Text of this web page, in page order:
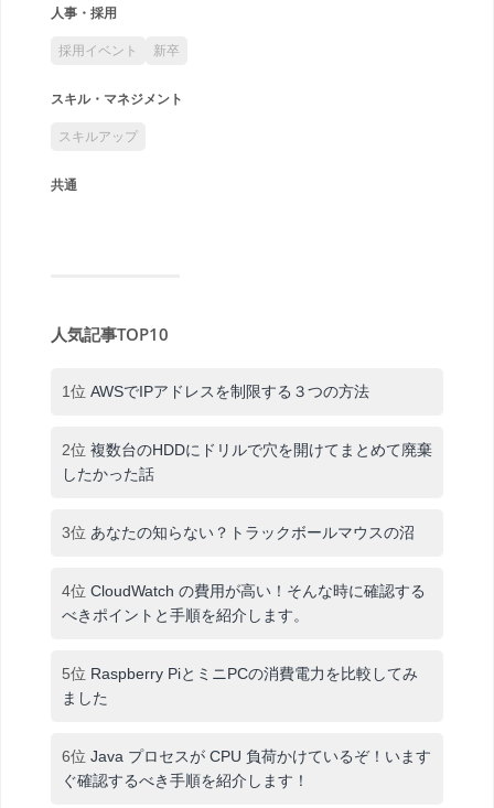
人事・採用
採用イベント 新卒
スキル・マネジメント
スキルアップ
共通
人気記事TOP10
1位 AWSでIPアドレスを制限する３つの方法
2位 複数台のHDDにドリルで穴を開けてまとめて廃棄
したかった話
3位 あなたの知らない？トラックボールマウスの沼
4位 CloudWatch の費用が高い！そんな時に確認する
べきポイントと手順を紹介します。
5位 Raspberry PiとミニPCの消費電力を比較してみ
ました
6位 Java プロセスが CPU 負荷かけているぞ！います
ぐ確認するべき手順を紹介します！